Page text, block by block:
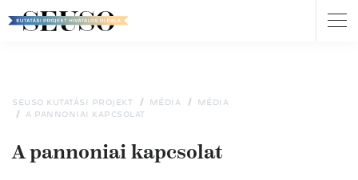
SEUSO KUTATÁSI PROJEKT MÉDIA
MÉDIA
A PANNONIAI KAPCSOLAT
A pannoniai kapcsolat